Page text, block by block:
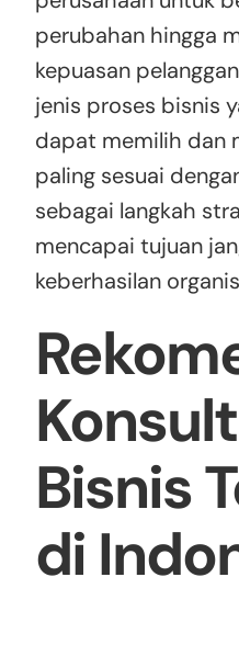
perubahan hingga
kepuasan
jenis proses bisnis
dapat memilih dan
paling sesuai
sebagai langkah
mencapai tujuan
keberhasilan
Bisnis
di